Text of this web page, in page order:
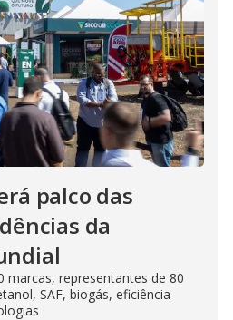
palco das
da
marcas, representantes de 80
SAF, biogás, eficiência